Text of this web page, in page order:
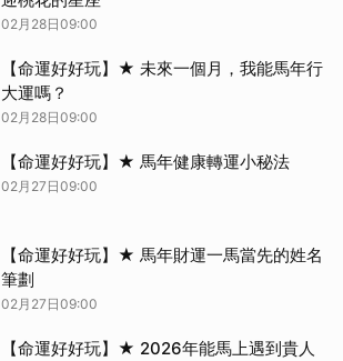
02月28日09:00
【命運好好玩】★ 未來一個月，我能馬年行
大運嗎？
02月28日09:00
【命運好好玩】★ 馬年健康轉運小秘法
02月27日09:00
【命運好好玩】★ 馬年財運一馬當先的姓名
筆劃
02月27日09:00
【命運好好玩】★ 2026年能馬上遇到貴人